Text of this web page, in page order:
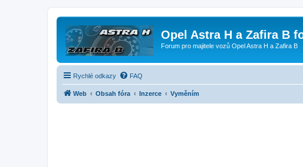
Opel Astra H a Zafira B
Forum pro majitele vozů Opel Astra H a Zafira B
Rychlé odkazy FAQ
Web Obsah fóra Inzerce Vyměním